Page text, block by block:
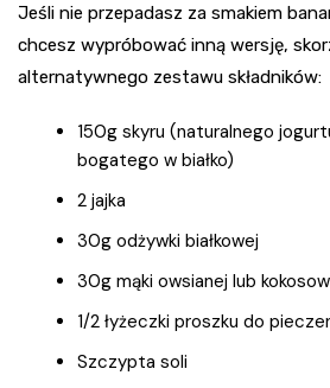
Jeśli nie przepadasz za smakiem
chcesz wypróbować inną wersję,
alternatywnego zestawu składników:
150g skyru (naturalnego
bogatego w białko)
2 jajka
30g odżywki białkowej
30g mąki owsianej lub
1/2 łyżeczki proszku do
Szczypta soli